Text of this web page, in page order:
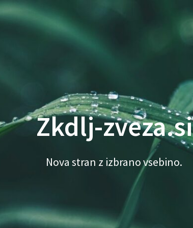
Zkdlj-zveza.si
Nova stran z izbrano vsebino.